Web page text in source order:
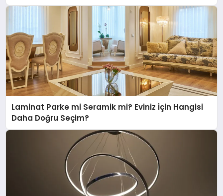
Laminat Parke mi Seramik mi? Eviniz İçin Hangisi
Daha Doğru Seçim?